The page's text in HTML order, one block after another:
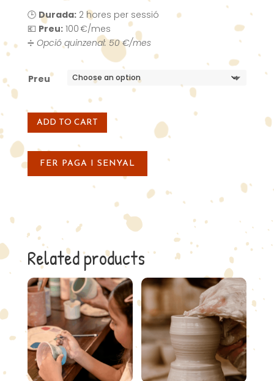
🕒 Durada:2 hores per sessió
💶 Preu:100 €/mes
➗ Opció quinzenal: 50 €/mes
Preu
ADD TO CART
FER PAGA I SENYAL
Related products